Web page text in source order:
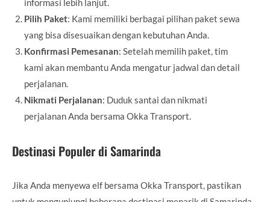
Pilih Paket: Kami memiliki berbagai pilihan paket sewa
yang bisa disesuaikan dengan kebutuhan Anda.
Konfirmasi Pemesanan: Setelah memilih paket, tim
kami akan membantu Anda mengatur jadwal dan detail
perjalanan.
Nikmati Perjalanan: Duduk santai dan nikmati
perjalanan Anda bersama Okka Transport.
Destinasi Populer di Samarinda
Jika Anda menyewa elf bersama Okka Transport, pastikan